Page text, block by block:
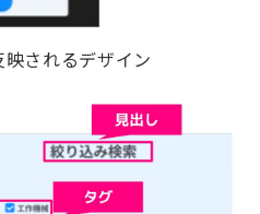
されるデザイン